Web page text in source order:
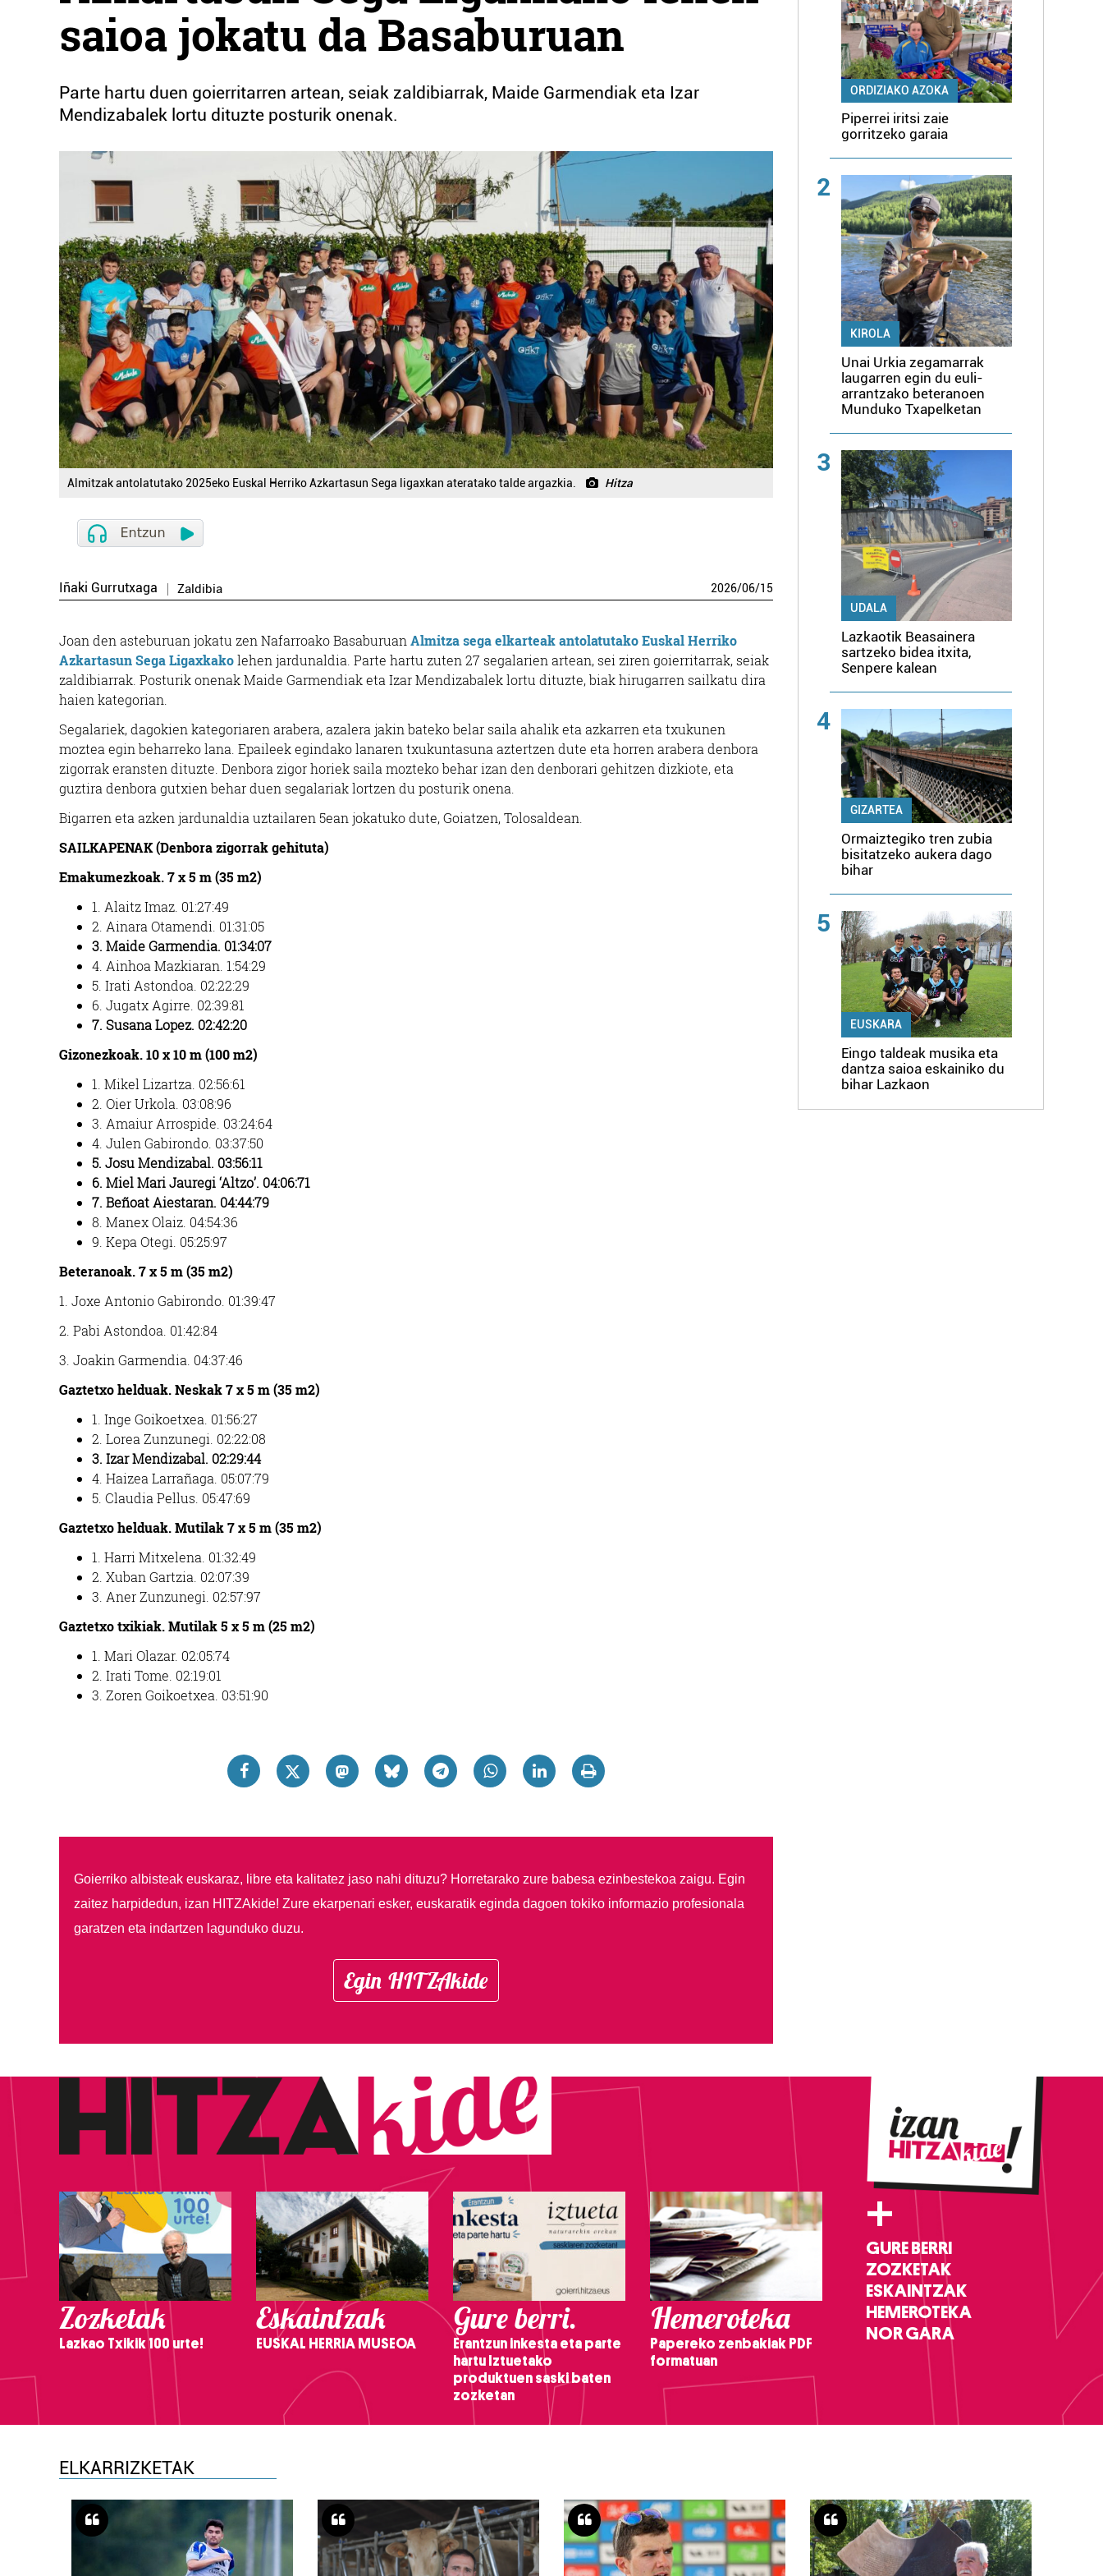
saioa jokatu da Basaburuan
Parte hartu duen goierritarren artean, seiak zaldibiarrak, Maide Garmendiak eta Izar
Mendizabalek lortu dituzte posturik onenak.
Almitzak antolatutako 2025eko Euskal Herriko Azkartasun Sega ligaxkan ateratako talde argazkia. Hitza
Iñaki Gurrutxaga Zaldibia 2026/06/15
Joan den asteburuan jokatu zen Nafarroako Basaburuan Almitza sega elkarteak antolatutako Euskal Herriko
Azkartasun Sega Ligaxkakolehen jardunaldia. Parte hartu zuten 27 segalarien artean, sei ziren goierritarrak, seiak
zaldibiarrak. Posturik onenak Maide Garmendiak eta Izar Mendizabalek lortu dituzte, biak hirugarren sailkatu dira
haien kategorian.
Segalariek, dagokien kategoriaren arabera, azalera jakin bateko belar saila ahalik eta azkarren eta txukunen
moztea egin beharreko lana. Epaileek egindako lanaren txukuntasuna aztertzen dute eta horren arabera denbora
zigorrak eransten dituzte. Denbora zigor horiek saila mozteko behar izan den denborari gehitzen dizkiote, eta
guztira denbora gutxien behar duen segalariak lortzen du posturik onena.
Bigarren eta azken jardunaldia uztailaren 5ean jokatuko dute, Goiatzen, Tolosaldean.
SAILKAPENAK (Denbora zigorrak gehituta)
Emakumezkoak. 7 x 5 m (35 m2)
1. Alaitz Imaz. 01:27:49
2. Ainara Otamendi. 01:31:05
3. Maide Garmendia. 01:34:07
4. Ainhoa Mazkiaran. 1:54:29
5. Irati Astondoa. 02:22:29
6. Jugatx Agirre. 02:39:81
7. Susana Lopez. 02:42:20
Gizonezkoak. 10 x 10 m (100 m2)
1. Mikel Lizartza. 02:56:61
2. Oier Urkola. 03:08:96
3. Amaiur Arrospide. 03:24:64
4. Julen Gabirondo. 03:37:50
5. Josu Mendizabal. 03:56:11
6. Miel Mari Jauregi ‘Altzo’. 04:06:71
7. Beñoat Aiestaran. 04:44:79
8. Manex Olaiz. 04:54:36
9. Kepa Otegi. 05:25:97
Beteranoak.7 x 5 m (35 m2)
1. Joxe Antonio Gabirondo. 01:39:47
2. Pabi Astondoa. 01:42:84
3. Joakin Garmendia. 04:37:46
Gaztetxo helduak. Neskak 7 x 5 m (35 m2)
1. Inge Goikoetxea. 01:56:27
2. Lorea Zunzunegi. 02:22:08
3. Izar Mendizabal. 02:29:44
4. Haizea Larrañaga. 05:07:79
5. Claudia Pellus. 05:47:69
Gaztetxo helduak. Mutilak 7 x 5 m (35 m2)
1. Harri Mitxelena. 01:32:49
2. Xuban Gartzia. 02:07:39
3. Aner Zunzunegi. 02:57:97
Gaztetxo txikiak. Mutilak 5 x 5 m (25 m2)
1. Mari Olazar. 02:05:74
2. Irati Tome. 02:19:01
3. Zoren Goikoetxea. 03:51:90
Goierriko albisteak euskaraz, libre eta kalitatez jaso nahi dituzu? Horretarako zure babesa ezinbestekoa zaigu. Egin
zaitez harpidedun, izan HITZAkide! Zure ekarpenari esker, euskaratik eginda dagoen tokiko informazio profesionala
garatzen eta indartzen lagunduko duzu.
Egin HITZAkide
ORDIZIAKO AZOKA
Piperrei iritsi zaie
gorritzeko garaia
2
KIROLA
Unai Urkia zegamarrak
laugarren egin du euli-
arrantzako beteranoen
Munduko Txapelketan
3
UDALA
Lazkaotik Beasainera
sartzeko bidea itxita,
Senpere kalean
4
GIZARTEA
Ormaiztegiko tren zubia
bisitatzeko aukera dago
bihar
5
EUSKARA
Eingo taldeak musika eta
dantza saioa eskainiko du
bihar Lazkaon
Zozketak
Lazkao Txikik 100 urte!
Eskaintzak
EUSKAL HERRIA MUSEOA
Gure berri.
Erantzun inkesta eta parte
hartu Iztuetako
produktuen saski baten
zozketan
Hemeroteka
Papereko zenbakiak PDF
formatuan
+
GURE BERRI
ZOZKETAK
ESKAINTZAK
HEMEROTEKA
NOR GARA
ELKARRIZKETAK